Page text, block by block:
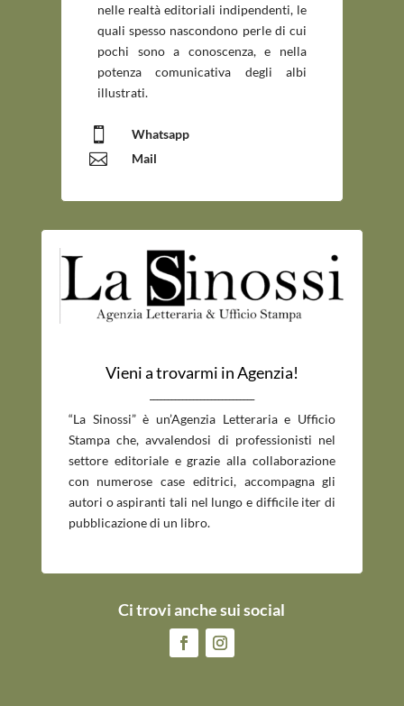
nelle realtà editoriali indipendenti, le
quali spesso nascondono perle di cui
pochi sono a conoscenza, e nella
potenza comunicativa degli albi
illustrati.
 Whatsapp
 Mail
Vieni a trovarmi in Agenzia!
“La Sinossi” è un’Agenzia Letteraria e Ufficio
Stampa che, avvalendosi di professionisti nel
settore editoriale e grazie alla collaborazione
con numerose case editrici, accompagna gli
autori o aspiranti tali nel lungo e difficile iter di
pubblicazione di un libro.
Ci trovi anche sui social